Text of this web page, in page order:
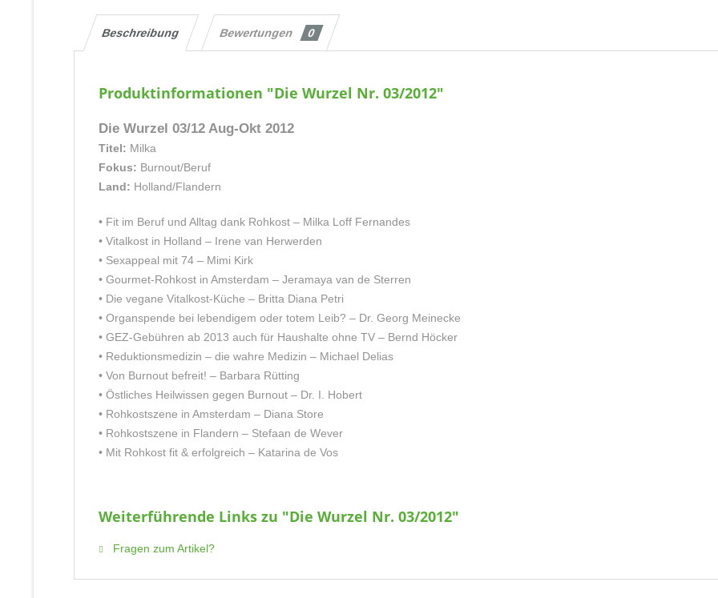
Beschreibung Bewertungen 0
Produktinformationen "Die Wurzel Nr. 03/2012"
Die Wurzel 03/12 Aug-Okt 2012
Titel: Milka
Fokus: Burnout/Beruf
Land: Holland/Flandern
• Fit im Beruf und Alltag dank Rohkost – Milka Loff Fernandes
• Vitalkost in Holland – Irene van Herwerden
• Sexappeal mit 74 – Mimi Kirk
• Gourmet-Rohkost in Amsterdam – Jeramaya van de Sterren
• Die vegane Vitalkost-Küche – Britta Diana Petri
• Organspende bei lebendigem oder totem Leib? – Dr. Georg Meinecke
• GEZ-Gebühren ab 2013 auch für Haushalte ohne TV – Bernd Höcker
• Reduktionsmedizin – die wahre Medizin – Michael Delias
• Von Burnout befreit! – Barbara Rütting
• Östliches Heilwissen gegen Burnout – Dr. I. Hobert
• Rohkostszene in Amsterdam – Diana Store
• Rohkostszene in Flandern – Stefaan de Wever
• Mit Rohkost fit & erfolgreich – Katarina de Vos
Weiterführende Links zu "Die Wurzel Nr. 03/2012"
Fragen zum Artikel?